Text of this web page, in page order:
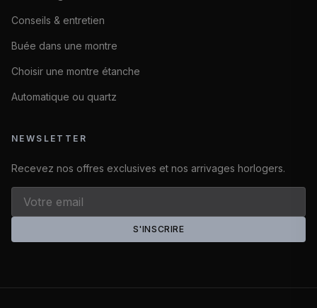
Conseils & entretien
Buée dans une montre
Choisir une montre étanche
Automatique ou quartz
NEWSLETTER
Recevez nos offres exclusives et nos arrivages horlogers.
S'INSCRIRE